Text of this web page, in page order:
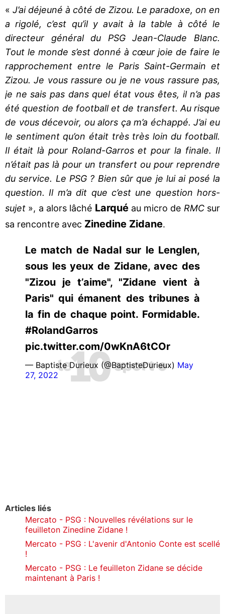
« J’ai déjeuné à côté de Zizou. Le paradoxe, on en
a rigolé, c’est qu’il y avait à la table à côté le
directeur général du PSG Jean-Claude Blanc.
Tout le monde s’est donné à cœur joie de faire le
rapprochement entre le Paris Saint-Germain et
Zizou. Je vous rassure ou je ne vous rassure pas,
je ne sais pas dans quel état vous êtes, il n’a pas
été question de football et de transfert. Au risque
de vous décevoir, ou alors ça m’a échappé. J’ai eu
le sentiment qu’on était très très loin du football.
Il était là pour Roland-Garros et pour la finale. Il
n’était pas là pour un transfert ou pour reprendre
du service. Le PSG ? Bien sûr que je lui ai posé la
question. Il m’a dit que c’est une question hors-
sujet », a alors lâché Larquéau micro de RMCsur
sa rencontre avec Zinedine Zidane.
Le match de Nadal sur le Lenglen,
sous les yeux de Zidane, avec des
"Zizou je t’aime", "Zidane vient à
Paris" qui émanent des tribunes à
la fin de chaque point. Formidable.
#RolandGarros
pic.twitter.com/0wKnA6tCOr
— Baptiste Durieux (@BaptisteDurieux) May
27, 2022
Articles liés
Mercato - PSG : Nouvelles révélations sur le
feuilleton Zinedine Zidane !
Mercato - PSG : L'avenir d'Antonio Conte est scellé
!
Mercato - PSG : Le feuilleton Zidane se décide
maintenant à Paris !